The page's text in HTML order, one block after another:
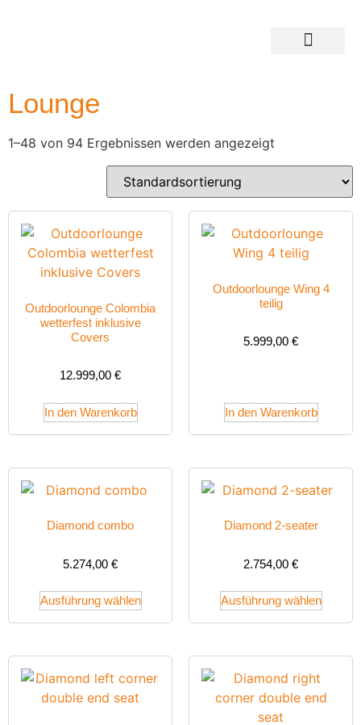
Lounge
1–48 von 94 Ergebnissen werden angezeigt
Outdoorlounge Colombia
wetterfest inklusive
Covers
12.999,00 €
In den Warenkorb
Outdoorlounge Wing 4
teilig
5.999,00 €
In den Warenkorb
Diamond combo
5.274,00 €
Ausführung wählen
Diamond 2-seater
2.754,00 €
Ausführung wählen